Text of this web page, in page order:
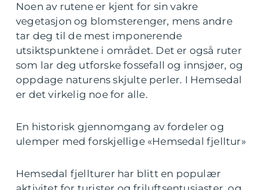
Noen av rutene er kjent for sin vakre
vegetasjon og blomsterenger, mens andre
tar deg til de mest imponerende
utsiktspunktene i området. Det er også ruter
som lar deg utforske fossefall og innsjøer, og
oppdage naturens skjulte perler. I Hemsedal
er det virkelig noe for alle.
En historisk gjennomgang av fordeler og
ulemper med forskjellige «Hemsedal fjelltur»
Hemsedal fjellturer har blitt en populær